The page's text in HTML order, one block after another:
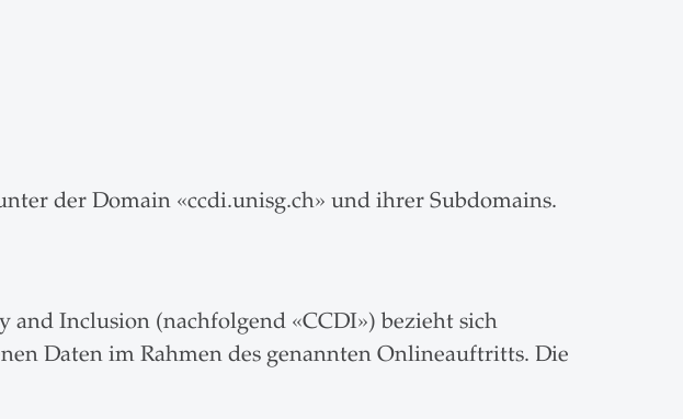
der Domain «ccdi.unisg.ch» und ihrer Subdomains.
Inclusion (nachfolgend «CCDI») bezieht sich
Daten im Rahmen des genannten Onlineauftritts. Die